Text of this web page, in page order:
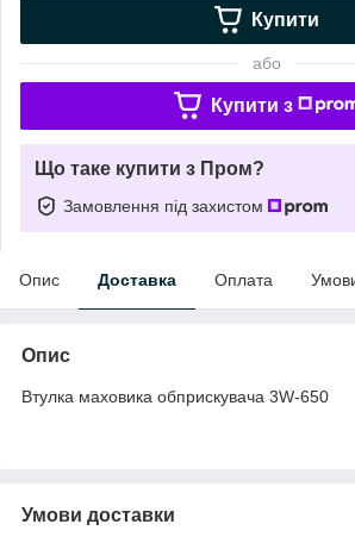
Купити
або
Купити з
Що таке купити з Пром?
Замовлення під захистом
Опис Доставка Оплата
Опис
Втулка маховика обприскувача 3W-650
Умови доставки